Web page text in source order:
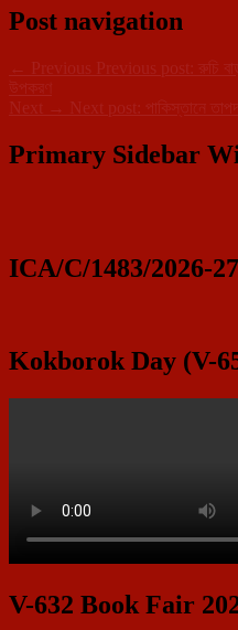
Post navigation
← Previous Previous post:
রুচি
উপকরণ
Next → Next post: পাকিস্তানে
Primary Sidebar
ICA/C/1483/2026-27
Kokborok Day (V-
V-632 Book Fair